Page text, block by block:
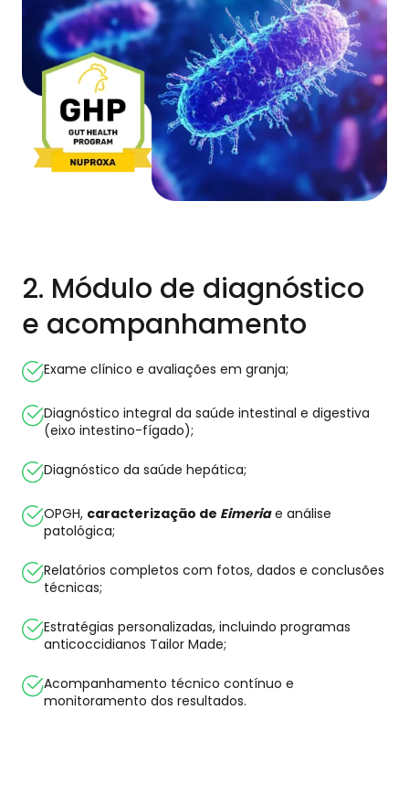
2. Módulo de diagnóstico
e acompanhamento
Exame clínico e avaliações em granja;
Diagnóstico integral da saúde intestinal e digestiva
(eixo intestino-fígado);
Diagnóstico da saúde hepática;
OPGH, caracterização de Eimeriae análise
patológica;
Relatórios completos com fotos, dados e conclusões
técnicas;
Estratégias personalizadas, incluindo programas
anticoccidianos Tailor Made;
Acompanhamento técnico contínuo e
monitoramento dos resultados.